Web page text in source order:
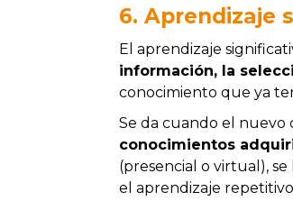
6. Aprendizaje
El aprendizaje
información, la
conocimiento que ya
Se da cuando el nuevo
conocimientos
(presencial o virtual),
el aprendizaje